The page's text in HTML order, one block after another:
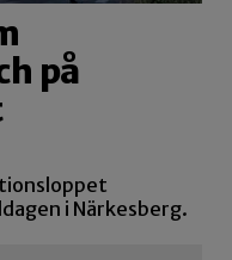
på
i Närkesberg.